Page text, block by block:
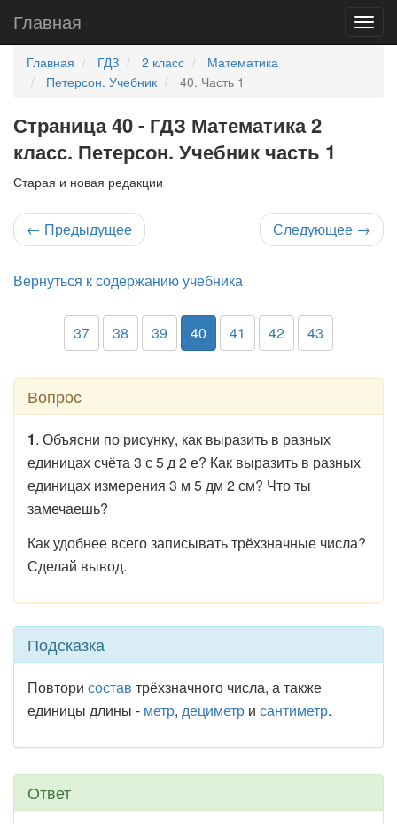
Главная
Главная ГДЗ 2 класс
Математика
Петерсон. Учебник
40. Часть 1
Страница 40 - ГДЗ Математика 2
класс. Петерсон. Учебник часть 1
Старая и новая редакции
← Предыдущее Следующее →
Вернуться к содержанию учебника
37 38 39 40 41 42 43
Вопрос
1. Объясни по рисунку, как выразить в разных
единицах счёта 3 с 5 д 2 е? Как выразить в разных
единицах измерения 3 м 5 дм 2 см? Что ты
замечаешь?
Как удобнее всего записывать трёхзначные числа?
Сделай вывод.
Подсказка
Повтори состав трёхзначного числа, а также
единицы длины - метр, дециметр и сантиметр.
Ответ